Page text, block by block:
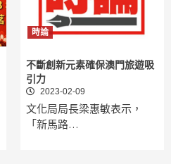
時論
不斷創新元素確保澳門旅遊吸
引力
2023-02-09
文化局局長梁惠敏表示，
「新馬路…